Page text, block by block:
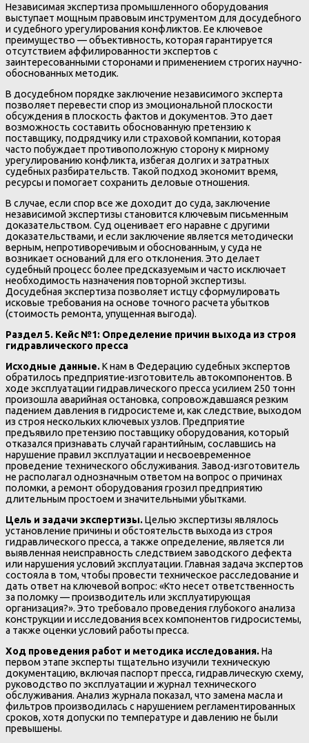
Независимая экспертиза промышленного оборудования
выступает мощным правовым инструментом для досудебного
и судебного урегулирования конфликтов. Ее ключевое
преимущество — объективность, которая гарантируется
отсутствием аффилированности экспертов с
заинтересованными сторонами и применением строгих научно-
обоснованных методик.
В досудебном порядке заключение независимого эксперта
позволяет перевести спор из эмоциональной плоскости
обсуждения в плоскость фактов и документов. Это дает
возможность составить обоснованную претензию к
поставщику, подрядчику или страховой компании, которая
часто побуждает противоположную сторону к мирному
урегулированию конфликта, избегая долгих и затратных
судебных разбирательств. Такой подход экономит время,
ресурсы и помогает сохранить деловые отношения.
В случае, если спор все же доходит до суда, заключение
независимой экспертизы становится ключевым письменным
доказательством. Суд оценивает его наравне с другими
доказательствами, и если заключение является методически
верным, непротиворечивым и обоснованным, у суда не
возникает оснований для его отклонения. Это делает
судебный процесс более предсказуемым и часто исключает
необходимость назначения повторной экспертизы.
Досудебная экспертиза позволяет истцу сформулировать
исковые требования на основе точного расчета убытков
(стоимость ремонта, упущенная выгода).
Раздел 5. Кейс №1: Определение причин выхода из строя
гидравлического пресса
Исходные данные.К нам в Федерацию судебных экспертов
обратилось предприятие-изготовитель автокомпонентов. В
ходе эксплуатации гидравлического пресса усилием 250 тонн
произошла аварийная остановка, сопровождавшаяся резким
падением давления в гидросистеме и, как следствие, выходом
из строя нескольких ключевых узлов. Предприятие
предъявило претензию поставщику оборудования, который
отказался признавать случай гарантийным, сославшись на
нарушение правил эксплуатации и несвоевременное
проведение технического обслуживания. Завод-изготовитель
не располагал однозначным ответом на вопрос о причинах
поломки, а ремонт оборудования грозил предприятию
длительным простоем и значительными убытками.
Цель и задачи экспертизы.Целью экспертизы являлось
установление причины и обстоятельств выхода из строя
гидравлического пресса, а также определение, является ли
выявленная неисправность следствием заводского дефекта
или нарушения условий эксплуатации. Главная задача экспертов
состояла в том, чтобы провести техническое расследование и
дать ответ на ключевой вопрос: «Кто несет ответственность
за поломку — производитель или эксплуатирующая
организация?». Это требовало проведения глубокого анализа
конструкции и исследования всех компонентов гидросистемы,
а также оценки условий работы пресса.
Ход проведения работ и методика исследования.На
первом этапе эксперты тщательно изучили техническую
документацию, включая паспорт пресса, гидравлическую схему,
руководство по эксплуатации и журнал технического
обслуживания. Анализ журнала показал, что замена масла и
фильтров производилась с нарушением регламентированных
сроков, хотя допуски по температуре и давлению не были
превышены.